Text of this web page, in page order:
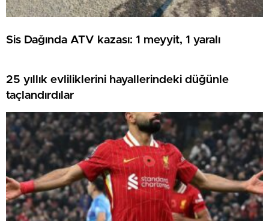
Sis Dağında ATV kazası: 1 meyyit, 1 yaralı
25 yıllık evliliklerini hayallerindeki düğünle
taçlandırdılar